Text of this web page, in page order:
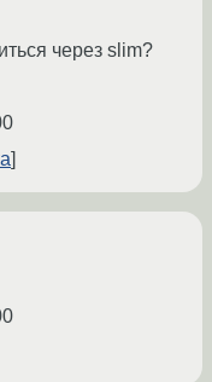
через slim?